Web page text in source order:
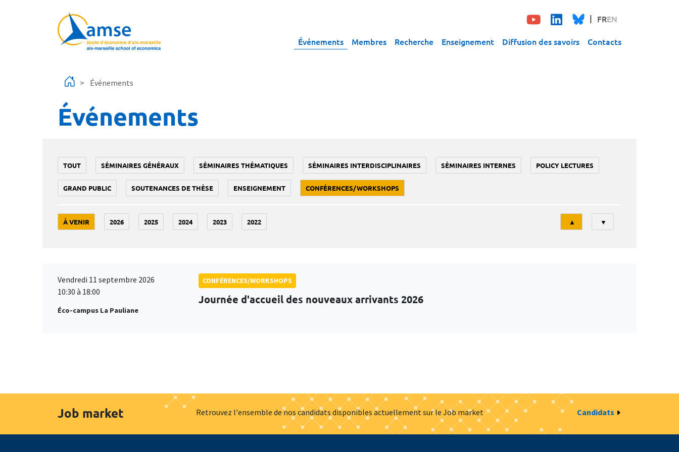
FREN
Événements Membres Recherche Enseignement Diffusion des savoirs Contacts
Événements
Événements
TOUT SÉMINAIRES GÉNÉRAUX SÉMINAIRES THÉMATIQUES SÉMINAIRES INTERDISCIPLINAIRES SÉMINAIRES INTERNES POLICY LECTURES
GRAND PUBLIC SOUTENANCES DE THÈSE ENSEIGNEMENT CONFÉRENCES/WORKSHOPS
À VENIR 2026 2025 2024 2023 2022
Tri
▲ ▼
Vendredi 11 septembre 2026
10:30 à 18:00
Éco-campus La Pauliane
CONFÉRENCES/WORKSHOPS
Journée d'accueil des nouveaux arrivants 2026
Job market Retrouvez l'ensemble de nos candidats disponibles actuellement sur le Job market Candidats